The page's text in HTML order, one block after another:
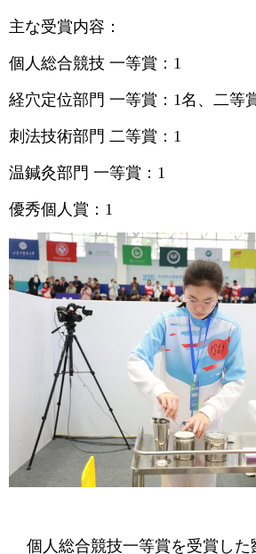
主な受賞内容：
個人総合競技 一等賞：1
経穴定位部門 一等賞：1名、二等
刺法技術部門 二等賞：1
温鍼灸部門 一等賞：1
優秀個人賞：1
個人総合競技一等賞を受賞した